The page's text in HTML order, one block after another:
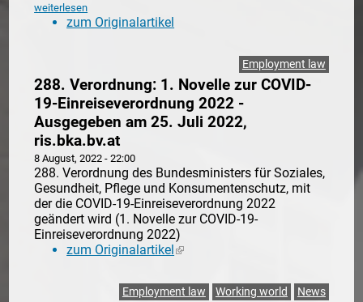
weiterlesen
zum Originalartikel
Employment law
288. Verordnung: 1. Novelle zur COVID-
19-Einreiseverordnung 2022 -
Ausgegeben am 25. Juli 2022,
ris.bka.bv.at
8 August, 2022 - 22:00
288. Verordnung des Bundesministers für Soziales,
Gesundheit, Pflege und Konsumentenschutz, mit
der die COVID-19-Einreiseverordnung 2022
geändert wird (1. Novelle zur COVID-19-
Einreiseverordnung 2022)
zum Originalartikel(link is external)
Employment law Working world News